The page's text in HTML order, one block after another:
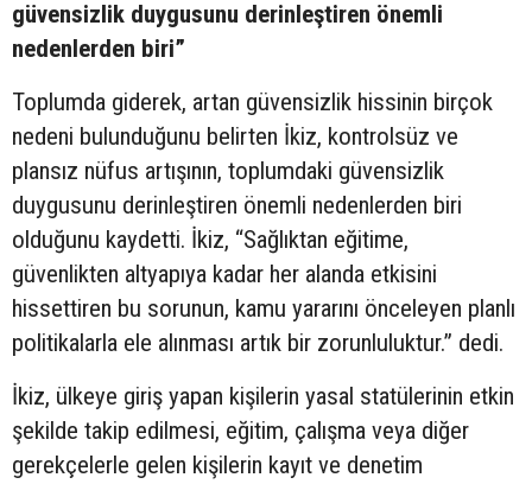
güvensizlik duygusunu derinleştiren önemli
nedenlerden biri”
Toplumda giderek, artan güvensizlik hissinin birçok
nedeni bulunduğunu belirten İkiz, kontrolsüz ve
plansız nüfus artışının, toplumdaki güvensizlik
duygusunu derinleştiren önemli nedenlerden biri
olduğunu kaydetti. İkiz, “Sağlıktan eğitime,
güvenlikten altyapıya kadar her alanda etkisini
hissettiren bu sorunun, kamu yararını önceleyen planlı
politikalarla ele alınması artık bir zorunluluktur.” dedi.
İkiz, ülkeye giriş yapan kişilerin yasal statülerinin etkin
şekilde takip edilmesi, eğitim, çalışma veya diğer
gerekçelerle gelen kişilerin kayıt ve denetim